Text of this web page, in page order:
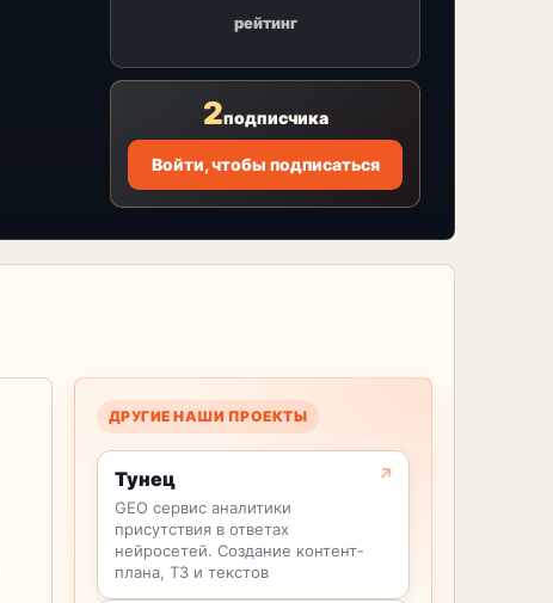
рейтинг
2подписчика
Войти, чтобы подписаться
ДРУГИЕ НАШИ ПРОЕКТЫ
Тунец
GEO сервис аналитики
присутствия в ответах
нейросетей. Создание контент-
плана, ТЗ и текстов